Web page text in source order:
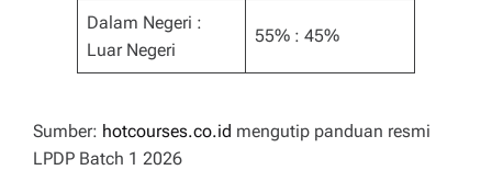
Dalam Negeri :
Luar Negeri
55% : 45%
Sumber: hotcourses.co.id mengutip panduan resmi
LPDP Batch 1 2026